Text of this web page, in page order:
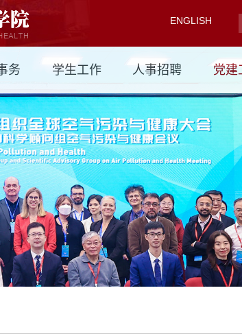
ENGLISH
务 学生工作 人事招聘 党建